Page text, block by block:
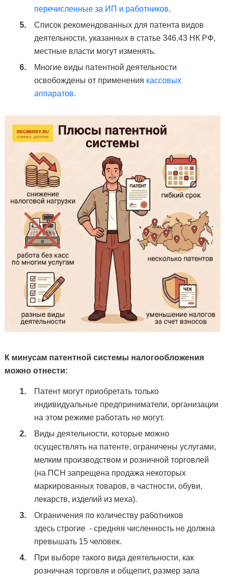
перечисленные за ИП и работников.
Список рекомендованных для патента видов
деятельности, указанных в статье 346.43 НК РФ,
местные власти могут изменять.
Многие виды патентной деятельности
освобождены от применения кассовых
аппаратов.
К минусам патентной системы налогообложения
можно отнести:
Патент могут приобретать только
индивидуальные предприниматели, организации
на этом режиме работать не могут.
Виды деятельности, которые можно
осуществлять на патенте, ограничены услугами,
мелким производством и розничной торговлей
(на ПСН запрещена продажа некоторых
маркированных товаров, в частности, обуви,
лекарств, изделий из меха).
Ограничения по количеству работников
здесь строгие - средняя численность не должна
превышать 15 человек.
При выборе такого вида деятельности, как
розничная торговля и общепит, размер зала